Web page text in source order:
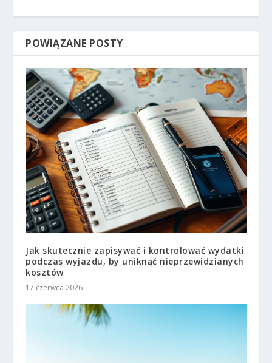
POWIĄZANE POSTY
Jak skutecznie zapisywać i kontrolować wydatki
podczas wyjazdu, by uniknąć nieprzewidzianych
kosztów
17 czerwca 2026